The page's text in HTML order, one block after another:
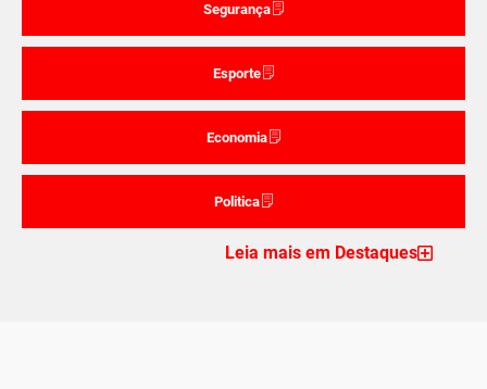
Segurança
Esporte
Economia
Politica
Leia mais em Destaques